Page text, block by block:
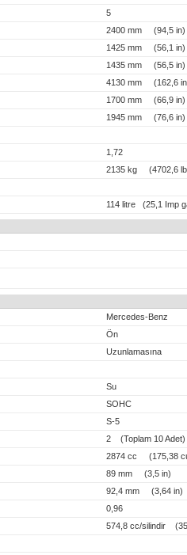
5
2400 mm (94,5 in)
1425 mm (56,1 in)
1435 mm (56,5 in)
4130 mm (162,6
1700 mm (66,9 in)
1945 mm (76,6 in)
1,72
2135 kg (4702,6
114 litre (25,1 Imp
Mercedes-Benz
Ön
Uzunlamasına
Su
SOHC
S-5
2 (Toplam 10 Adet)
2874 cc (175,38
89 mm (3,5 in)
92,4 mm (3,64 in)
0,96
574,8 cc/silindir